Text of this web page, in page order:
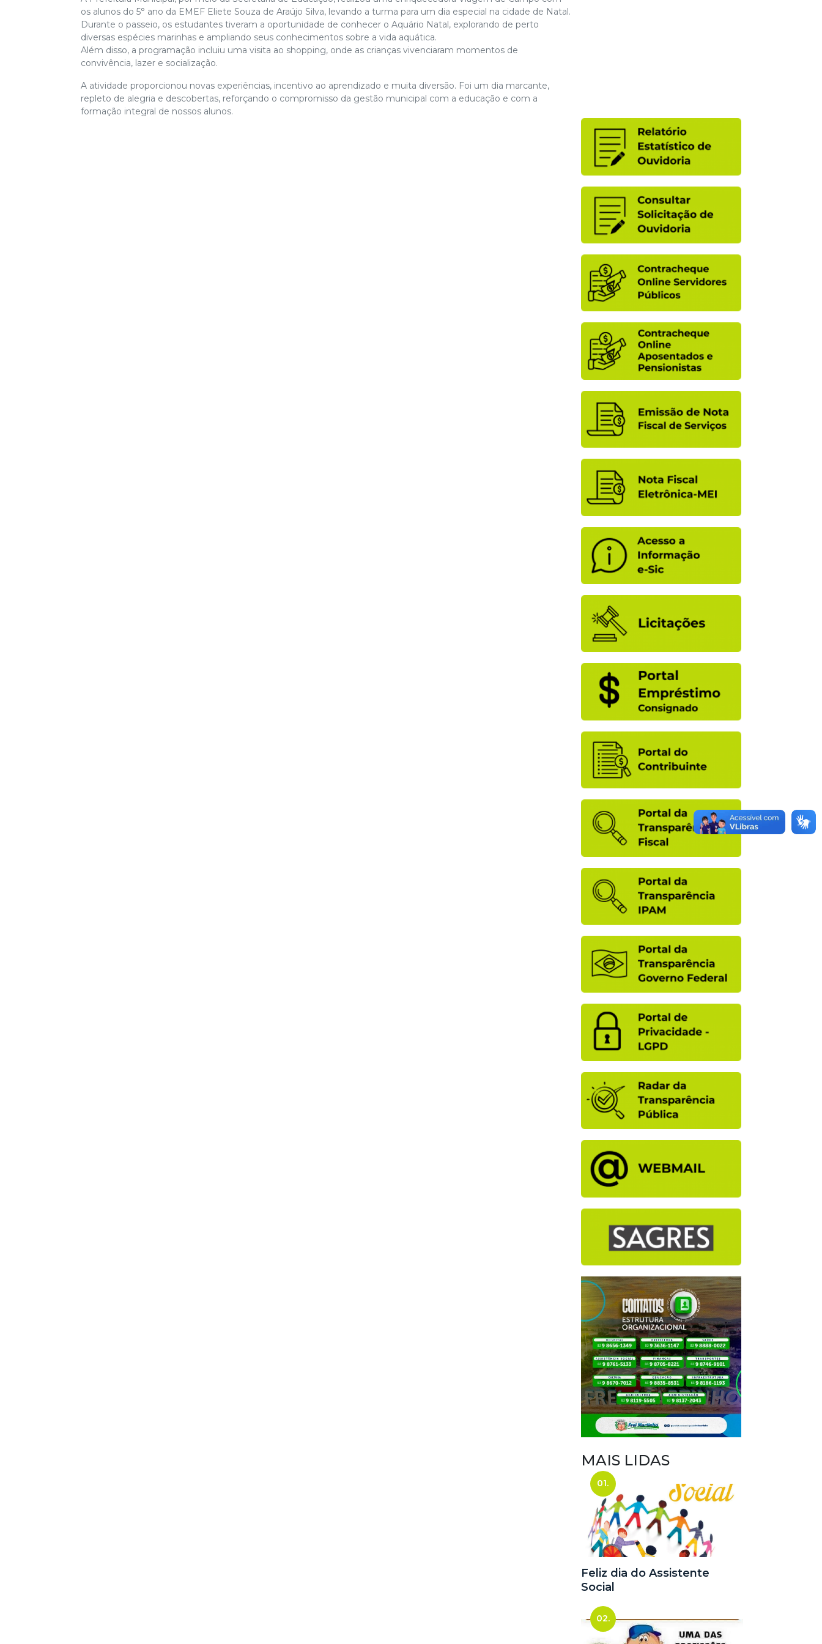
os alunos do 5° ano da EMEF Eliete Souza de Araújo Silva, levando a turma para um dia especial na cidade de Natal.
Durante o passeio, os estudantes tiveram a oportunidade de conhecer o Aquário Natal, explorando de perto
diversas espécies marinhas e ampliando seus conhecimentos sobre a vida aquática.
Além disso, a programação incluiu uma visita ao shopping, onde as crianças vivenciaram momentos de
convivência, lazer e socialização.
A atividade proporcionou novas experiências, incentivo ao aprendizado e muita diversão. Foi um dia marcante,
repleto de alegria e descobertas, reforçando o compromisso da gestão municipal com a educação e com a
formação integral de nossos alunos.
MAIS LIDAS
01.
Feliz dia do Assistente
Social
02.